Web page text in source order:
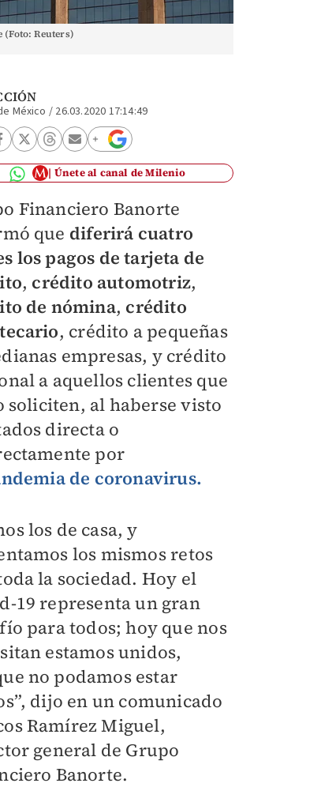
(Foto: Reuters)
México / 26.03.2020 17:14:49
Únete al canal de Milenio
Financiero Banorte
que diferirá cuatro
los pagos de tarjeta de
, crédito automotriz,
de nómina, crédito
, crédito a pequeñas
empresas, y crédito
a aquellos clientes que
soliciten, al haberse visto
directa o
por
de coronavirus.
los de casa, y
los mismos retos
la sociedad. Hoy el
19 representa un gran
para todos; hoy que nos
estamos unidos,
no podamos estar
dijo en un comunicado
Ramírez Miguel,
general de Grupo
Banorte.